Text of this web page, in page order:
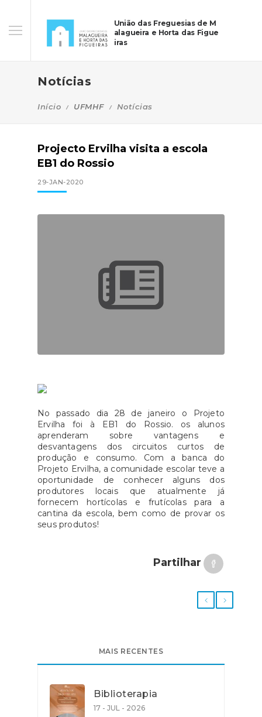
União das Freguesias de M
alagueira e Horta das Figue
iras
Notícias
Início UFMHF Notícias
Projecto Ervilha visita a escola
EB1 do Rossio
29-JAN-2020
No passado dia 28 de janeiro o Projeto
Ervilha foi à EB1 do Rossio. os alunos
aprenderam sobre vantagens e
desvantagens dos circuitos curtos de
produção e consumo. Com a banca do
Projeto Ervilha, a comunidade escolar teve a
oportunidade de conhecer alguns dos
produtores locais que atualmente já
fornecem hortícolas e frutícolas para a
cantina da escola, bem como de provar os
seus produtos!
Partilhar
MAIS RECENTES
Biblioterapia
17 - JUL - 2026